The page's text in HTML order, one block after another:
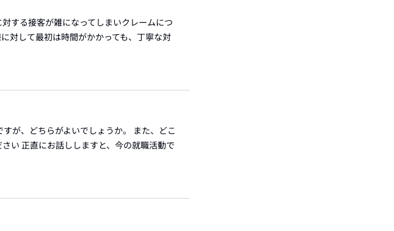
する接客が雑になってしまいクレームにつ
対して最初は時間がかかっても、丁寧な対
が、どちらがよいでしょうか。 また、どこ
い 正直にお話ししますと、今の就職活動で